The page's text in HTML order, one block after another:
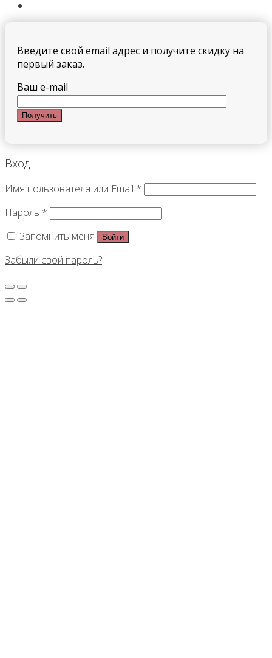
Введите свой email адрес и получите скидку на
первый заказ.
Ваш e-mail
Вход
Имя пользователя или Email *
Пароль *
Запомнить меня
Войти
Забыли свой пароль?